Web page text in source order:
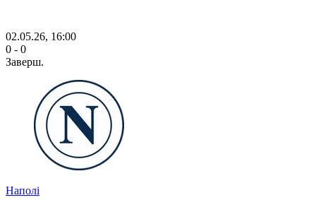
02.05.26, 16:00
0 - 0
Заверш.
Наполі